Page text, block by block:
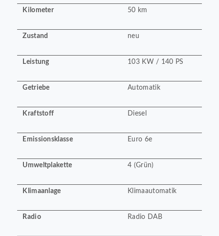
Kilometer 50 km
Zustand neu
Leistung 103 KW / 140 PS
Getriebe Automatik
Kraftstoff Diesel
Emissionsklasse Euro 6e
Umweltplakette 4 (Grün)
Klimaanlage Klimaautomatik
Radio Radio DAB